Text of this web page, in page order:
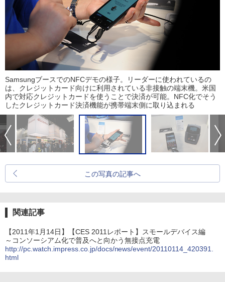
SamsungブースでのNFCデモの様子。リーダーに使われているの
は、クレジットカード向けに利用されている非接触の端末機。米国
内で対応クレジットカードを使うことで決済が可能。NFC化でそう
したクレジットカード決済機能が携帯端末側に取り込まれる
この写真の記事へ
関連記事
【2011年1月14日】【CES 2011レポート】スモールデバイス編
～コンソーシアム化で普及へと向かう無接点充電
http://pc.watch.impress.co.jp/docs/news/event/20110114_420391.
html